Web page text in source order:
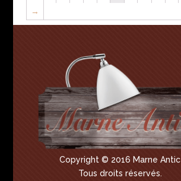
→
Copyright © 2016 Marne Antic
Tous droits réservés.